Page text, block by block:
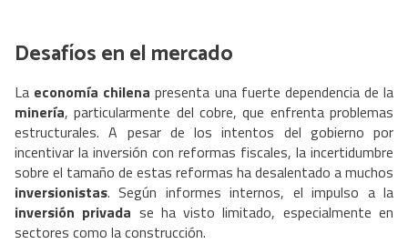
Desafíos en el mercado
La economía chilena presenta una fuerte dependencia de la
minería, particularmente del cobre, que enfrenta problemas
estructurales. A pesar de los intentos del gobierno por
incentivar la inversión con reformas fiscales, la incertidumbre
sobre el tamaño de estas reformas ha desalentado a muchos
inversionistas. Según informes internos, el impulso a la
inversión privada se ha visto limitado, especialmente en
sectores como la construcción.